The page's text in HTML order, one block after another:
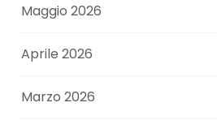
Maggio 2026
Aprile 2026
Marzo 2026